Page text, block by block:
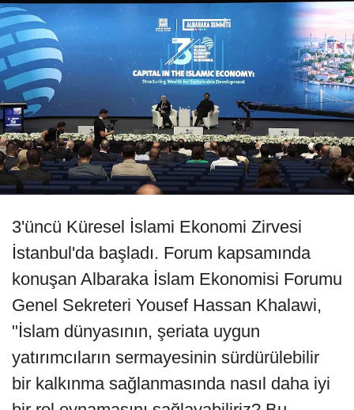
3'üncü Küresel İslami Ekonomi Zirvesi
İstanbul'da başladı. Forum kapsamında
konuşan Albaraka İslam Ekonomisi Forumu
Genel Sekreteri Yousef Hassan Khalawi,
"İslam dünyasının, şeriata uygun
yatırımcıların sermayesinin sürdürülebilir
bir kalkınma sağlanmasında nasıl daha iyi